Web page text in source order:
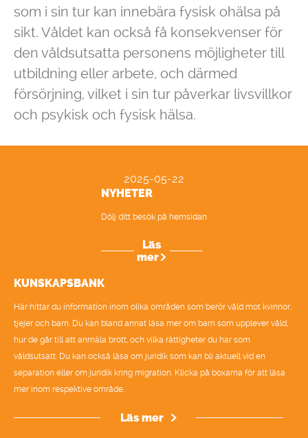
som i sin tur kan innebära fysisk ohälsa på
sikt. Våldet kan också få konsekvenser för
den våldsutsatta personens möjligheter till
utbildning eller arbete, och därmed
försörjning, vilket i sin tur påverkar livsvillkor
och psykisk och fysisk hälsa.
2025-05-22
NYHETER
Dölj ditt besök på hemsidan
Läs
mer
KUNSKAPSBANK
Här hittar du information inom olika områden som berör våld mot kvinnor,
tjejer och barn. Du kan bland annat läsa mer om barn som upplever våld,
hur de går till att anmäla brott, och vilka rättigheter du har som
våldsutsatt. Du kan också läsa om juridik som kan bli aktuell vid en
separation eller om juridik kring migration. Klicka på boxarna för att läsa
mer inom respektive område.
Läs mer